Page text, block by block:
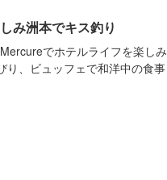
み洲本でキス釣り
でホテルライフを楽しみ
り、ビュッフェで和洋中の食事